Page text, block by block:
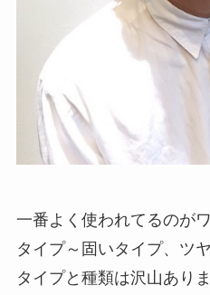
一番よく使われてるのが
タイプ～固いタイプ、ツ
タイプと種類は沢山あり